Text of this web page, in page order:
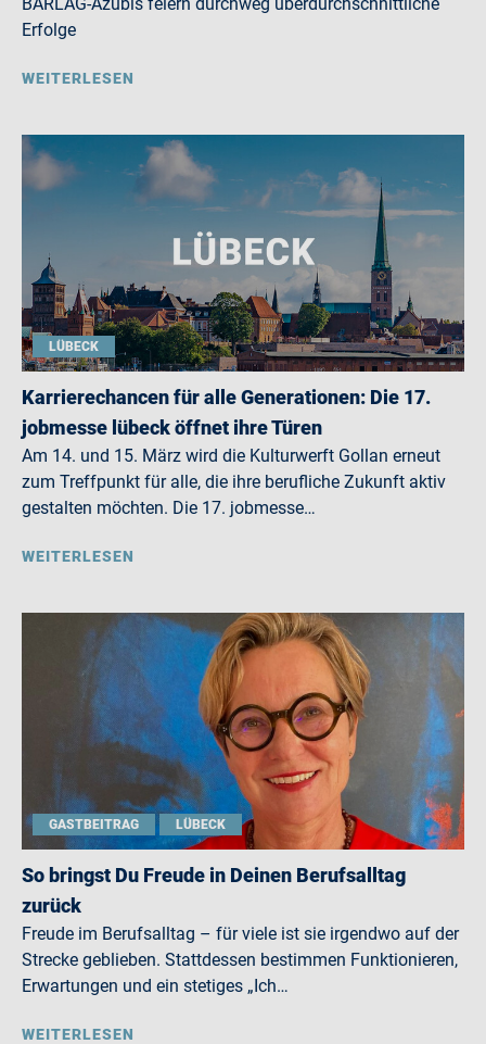
Erfolge
WEITERLESEN
LÜBECK
Karrierechancen für alle Generationen: Die 17.
jobmesse lübeck öffnet ihre Türen
Am 14. und 15. März wird die Kulturwerft Gollan erneut
zum Treffpunkt für alle, die ihre berufliche Zukunft aktiv
gestalten möchten. Die 17. jobmesse…
WEITERLESEN
GASTBEITRAG LÜBECK
So bringst Du Freude in Deinen Berufsalltag
zurück
Freude im Berufsalltag – für viele ist sie irgendwo auf der
Strecke geblieben. Stattdessen bestimmen Funktionieren,
Erwartungen und ein stetiges „Ich…
WEITERLESEN